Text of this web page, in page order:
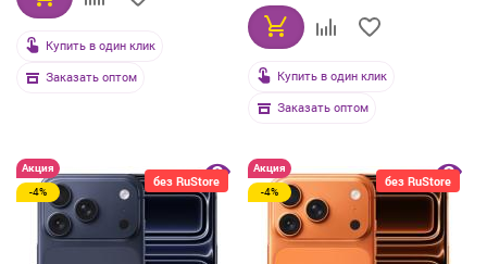
Купить в один клик
Заказать оптом
Купить в один клик
Заказать оптом
без RuStore
Акция
-4%
без RuStore
Акция
-4%